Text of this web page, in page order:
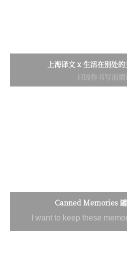
上海译文 x 生活在别处
只因你书写而
Canned Memories
I want to keep these